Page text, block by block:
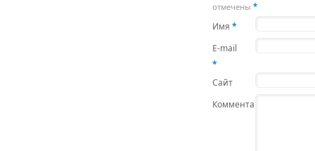
отмечены *
Имя *
E-mail
*
Сайт
Комментарий